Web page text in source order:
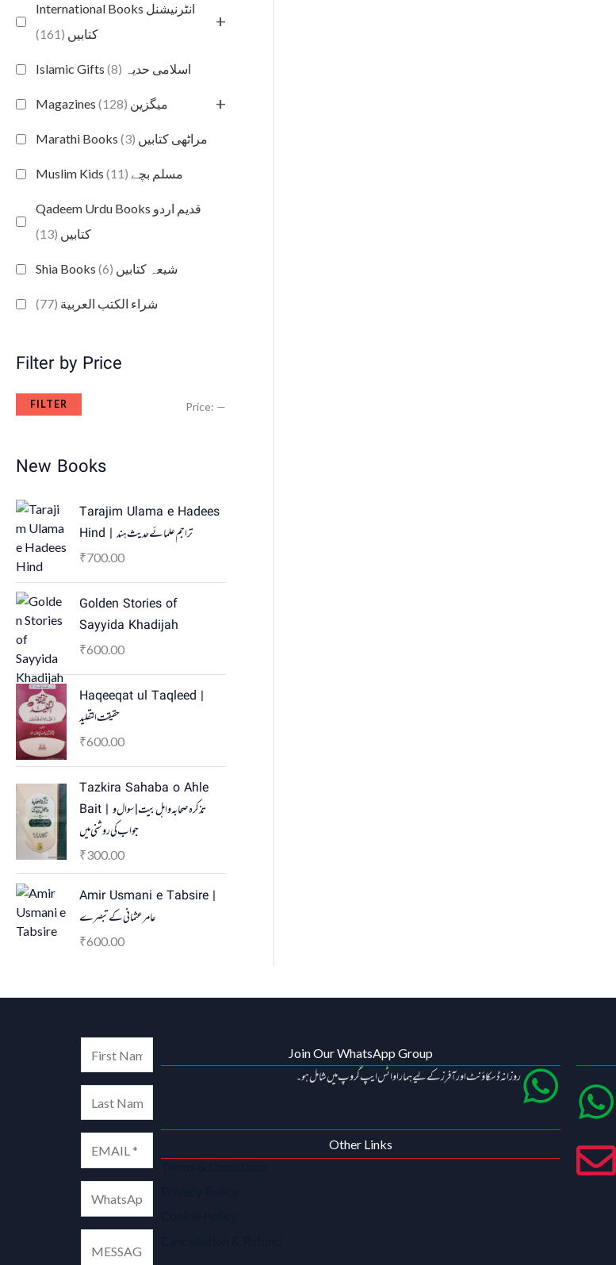
International Books انٹرنیشنل
کتابیں (161)
+
Islamic Gifts اسلامی حدیہ (8)
Magazines میگزین (128) +
Marathi Books مراٹھی کتابیں (3)
Muslim Kids مسلم بچے (11)
Qadeem Urdu Books قدیم اردو
کتابیں (13)
Shia Books شیعہ کتابیں (6)
شراء الكتب العربية (77)
Filter by Price
FILTER Price: —
New Books
Tarajim Ulama e Hadees
Hind | تراجم علمائے حديث ہند
₹700.00
Golden Stories of
Sayyida Khadijah
₹600.00
Haqeeqat ul Taqleed |
حقیقت التقلید
₹600.00
Tazkira Sahaba o Ahle
Bait | تذکرہ صحابہ واہل بیت | سوال و
جواب کی روشنی میں
₹300.00
Amir Usmani e Tabsire |
عامر عثمانی کے تبصرے
₹600.00
Join Our WhatsApp Group
روزانہ ڈسکاؤنٹ اور آفرز کے لیے ہمارا واٹس ایپ گروپ میں شامل ہو۔
Other Links